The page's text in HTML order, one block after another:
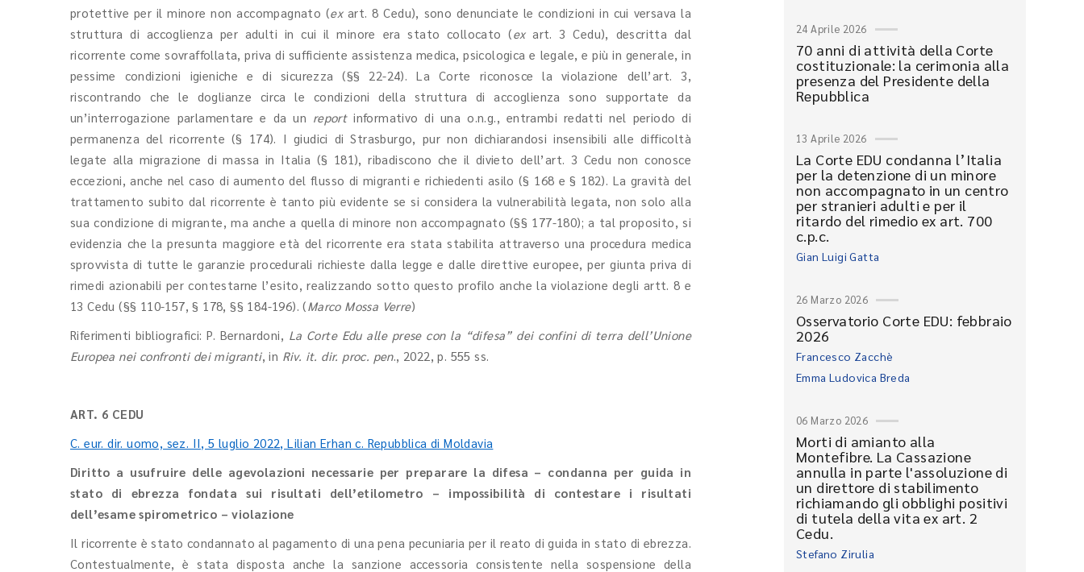
protettive per il minore non accompagnato (exart. 8 Cedu), sono denunciate le condizioni in cui versava la
struttura di accoglienza per adulti in cui il minore era stato collocato (exart. 3 Cedu), descritta dal
ricorrente come sovraffollata, priva di sufficiente assistenza medica, psicologica e legale, e più in generale, in
pessime condizioni igieniche e di sicurezza (§§ 22-24). La Corte riconosce la violazione dell’art. 3,
riscontrando che le doglianze circa le condizioni della struttura di accoglienza sono supportate da
un’interrogazione parlamentare e da un reportinformativo di una o.n.g., entrambi redatti nel periodo di
permanenza del ricorrente (§ 174). I giudici di Strasburgo, pur non dichiarandosi insensibili alle difficoltà
legate alla migrazione di massa in Italia (§ 181), ribadiscono che il divieto dell’art. 3 Cedu non conosce
eccezioni, anche nel caso di aumento del flusso di migranti e richiedenti asilo (§ 168 e § 182). La gravità del
trattamento subito dal ricorrente è tanto più evidente se si considera la vulnerabilità legata, non solo alla
sua condizione di migrante, ma anche a quella di minore non accompagnato (§§ 177-180); a tal proposito, si
evidenzia che la presunta maggiore età del ricorrente era stata stabilita attraverso una procedura medica
sprovvista di tutte le garanzie procedurali richieste dalla legge e dalle direttive europee, per giunta priva di
rimedi azionabili per contestarne l’esito, realizzando sotto questo profilo anche la violazione degli artt. 8 e
13 Cedu (§§ 110-157, § 178, §§ 184-196). (Marco Mossa Verre)
Riferimenti bibliografici: P. Bernardoni, La Corte Edu alle prese con la “difesa” dei confini di terra dell’Unione
Europea nei confronti dei migranti, in Riv. it. dir. proc. pen., 2022, p. 555 ss.
ART. 6 CEDU
C. eur. dir. uomo, sez. II, 5 luglio 2022, Lilian Erhan c. Repubblica di Moldavia
Diritto a usufruire delle agevolazioni necessarie per preparare la difesa – condanna per guida in
stato di ebrezza fondata sui risultati dell’etilometro – impossibilità di contestare i risultati
dell’esame spirometrico – violazione
Il ricorrente è stato condannato al pagamento di una pena pecuniaria per il reato di guida in stato di ebrezza.
Contestualmente, è stata disposta anche la sanzione accessoria consistente nella sospensione della
24 Aprile 2026
70 anni di attività della Corte
costituzionale: la cerimonia alla
presenza del Presidente della
Repubblica
13 Aprile 2026
La Corte EDU condanna l’Italia
per la detenzione di un minore
non accompagnato in un centro
per stranieri adulti e per il
ritardo del rimedio ex art. 700
c.p.c.
Gian Luigi Gatta
26 Marzo 2026
Osservatorio Corte EDU: febbraio
2026
Francesco Zacchè
Emma Ludovica Breda
06 Marzo 2026
Morti di amianto alla
Montefibre. La Cassazione
annulla in parte l'assoluzione di
un direttore di stabilimento
richiamando gli obblighi positivi
di tutela della vita ex art. 2
Cedu.
Stefano Zirulia